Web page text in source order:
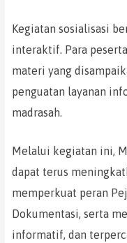
Kegiatan sosialisasi
interaktif. Para
materi yang
penguatan layanan
madrasah.
Melalui kegiatan ini,
dapat terus
memperkuat peran
Dokumentasi, serta
informatif, dan